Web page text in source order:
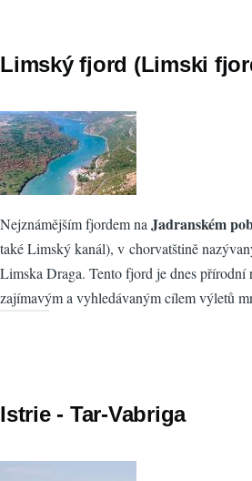
Limský fjord (Limski
Nejznámějším fjordem na Jadranském
také Limský kanál), v chorvatštině
Limska Draga. Tento fjord je dnes přírodní
zajímavým a vyhledávaným cílem výletů
Istrie - Tar-Vabriga